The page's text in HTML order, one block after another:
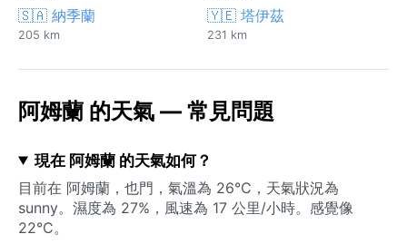
🇸🇦 納季蘭
205 km
🇾🇪 塔伊茲
231 km
阿姆蘭 的天氣 — 常見問題
現在 阿姆蘭 的天氣如何？
目前在 阿姆蘭，也門，氣溫為 26°C，天氣狀況為
sunny。濕度為 27%，風速為 17 公里/小時。感覺像
22°C。